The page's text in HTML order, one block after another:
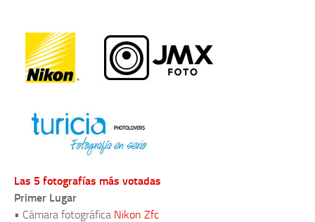
Las 5 fotografías más votadas
Primer Lugar
• Cámara fotográfica Nikon Zfc